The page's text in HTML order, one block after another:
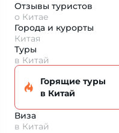
Отзывы туристов
о Китае
Города и курорты
Китая
Туры
в Китай
Горящие туры
в Китай
Виза
в Китай